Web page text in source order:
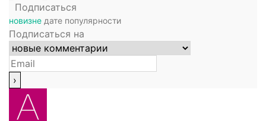
Подписаться
новизне дате популярности
Подписаться на